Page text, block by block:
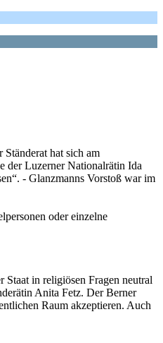
hat sich am
der Luzerner Nationalrätin Ida
- Glanzmanns Vorstoß war im
oder einzelne
Staat in religiösen Fragen neutral
Anita Fetz. Der Berner
Raum akzeptieren. Auch